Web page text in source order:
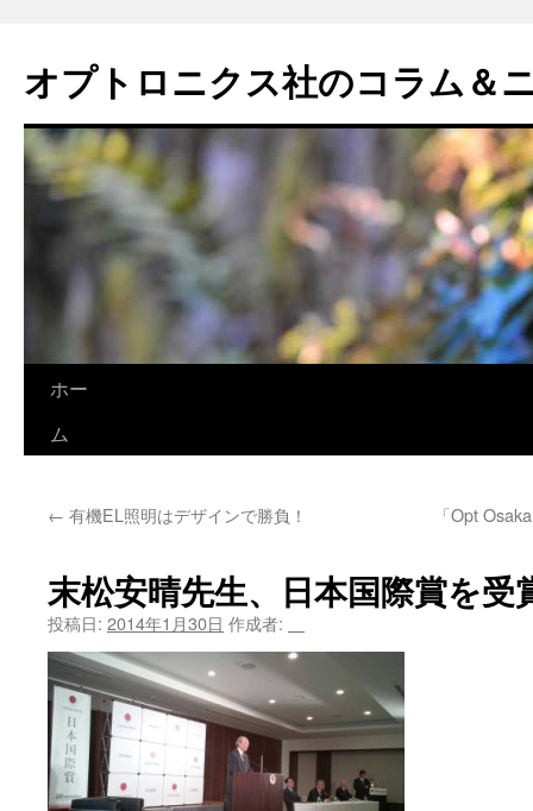
オプトロニクス社のコラム＆
ン
へ
ス
キ
ッ
プ
ホー
ム
← 有機EL照明はデザインで勝負！ 「Opt
末松安晴先生、日本国際賞を受
投稿日: 2014年1月30日 作成者: